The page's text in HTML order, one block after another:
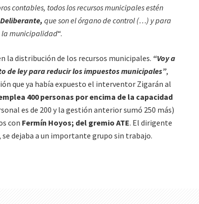
contables, todos los recursos municipales estén
que son el órgano de control (…) y para
la municipalidad“.
la distribución de los recursos municipales. “Voy a
de ley para reducir los impuestos municipales”,
que ya había expuesto el interventor Zigarán al
400 personas por encima de la capacidad
es de 200 y la gestión anterior sumó 250 más)
con Fermín Hoyos; del gremio ATE. El dirigente
se dejaba a un importante grupo sin trabajo.